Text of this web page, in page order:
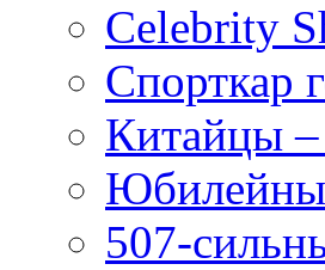
Celebrity
Спорткар
Китайцы –
507-